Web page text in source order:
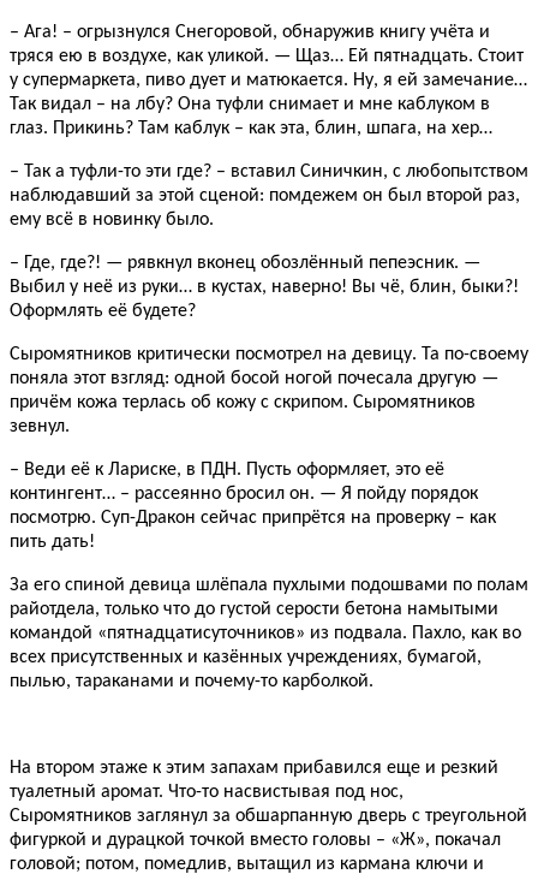
– Ага! – огрызнулся Снегоровой, обнаружив книгу учёта и
тряся ею в воздухе, как уликой. — Щаз… Ей пятнадцать. Стоит
у супермаркета, пиво дует и матюкается. Ну, я ей замечание…
Так видал – на лбу? Она туфли снимает и мне каблуком в
глаз. Прикинь? Там каблук – как эта, блин, шпага, на хер…
– Так а туфли-то эти где? – вставил Синичкин, с любопытством
наблюдавший за этой сценой: помдежем он был второй раз,
ему всё в новинку было.
– Где, где?! — рявкнул вконец обозлённый пепеэсник. —
Выбил у неё из руки… в кустах, наверно! Вы чё, блин, быки?!
Оформлять её будете?
Сыромятников критически посмотрел на девицу. Та по-своему
поняла этот взгляд: одной босой ногой почесала другую —
причём кожа терлась об кожу с скрипом. Сыромятников
зевнул.
– Веди её к Лариске, в ПДН. Пусть оформляет, это её
контингент… – рассеянно бросил он. — Я пойду порядок
посмотрю. Суп-Дракон сейчас припрётся на проверку – как
пить дать!
За его спиной девица шлёпала пухлыми подошвами по полам
райотдела, только что до густой серости бетона намытыми
командой «пятнадцатисуточников» из подвала. Пахло, как во
всех присутственных и казённых учреждениях, бумагой,
пылью, тараканами и почему-то карболкой.
На втором этаже к этим запахам прибавился еще и резкий
туалетный аромат. Что-то насвистывая под нос,
Сыромятников заглянул за обшарпанную дверь с треугольной
фигуркой и дурацкой точкой вместо головы – «Ж», покачал
головой; потом, помедлив, вытащил из кармана ключи и